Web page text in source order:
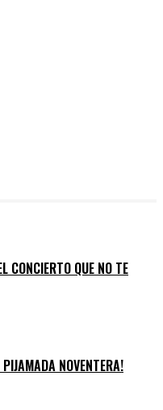
CONCIERTO QUE NO TE
NOVENTERA!